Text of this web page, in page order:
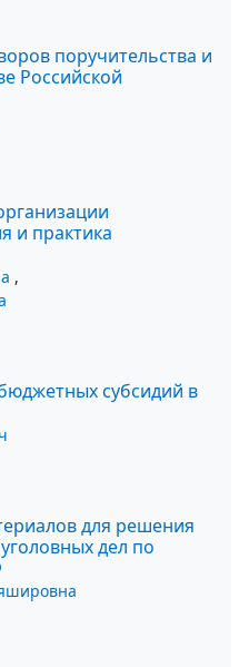
поручительства и
Российской
и практика
,
субсидий в
для решения
дел по